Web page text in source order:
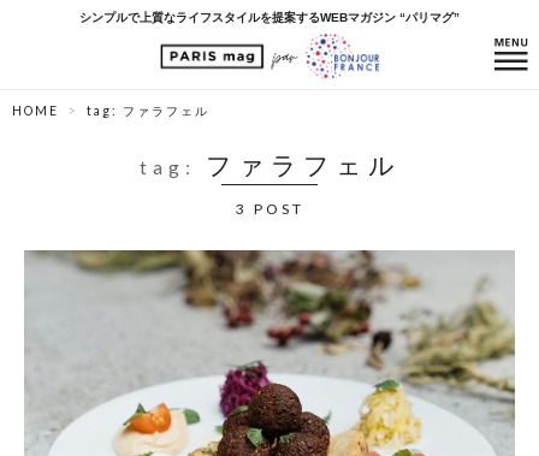
シンプルで上質なライフスタイルを提案するWEBマガジン “パリマグ”
HOME tag: ファラフェル
tag: ファラフェル
3 POST